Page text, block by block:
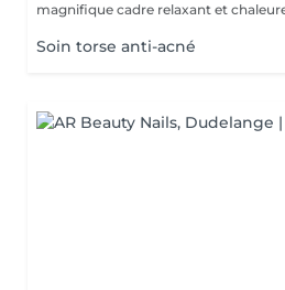
magnifique cadre relaxant et
Soin torse anti-acné